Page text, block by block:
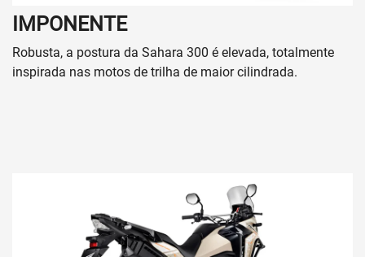
IMPONENTE
Robusta, a postura da Sahara 300 é elevada, totalmente
inspirada nas motos de trilha de maior cilindrada.